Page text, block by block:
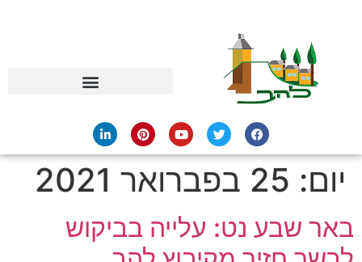
יום: 25 בפברואר 2021
באר שבע נט: עלייה בביקוש